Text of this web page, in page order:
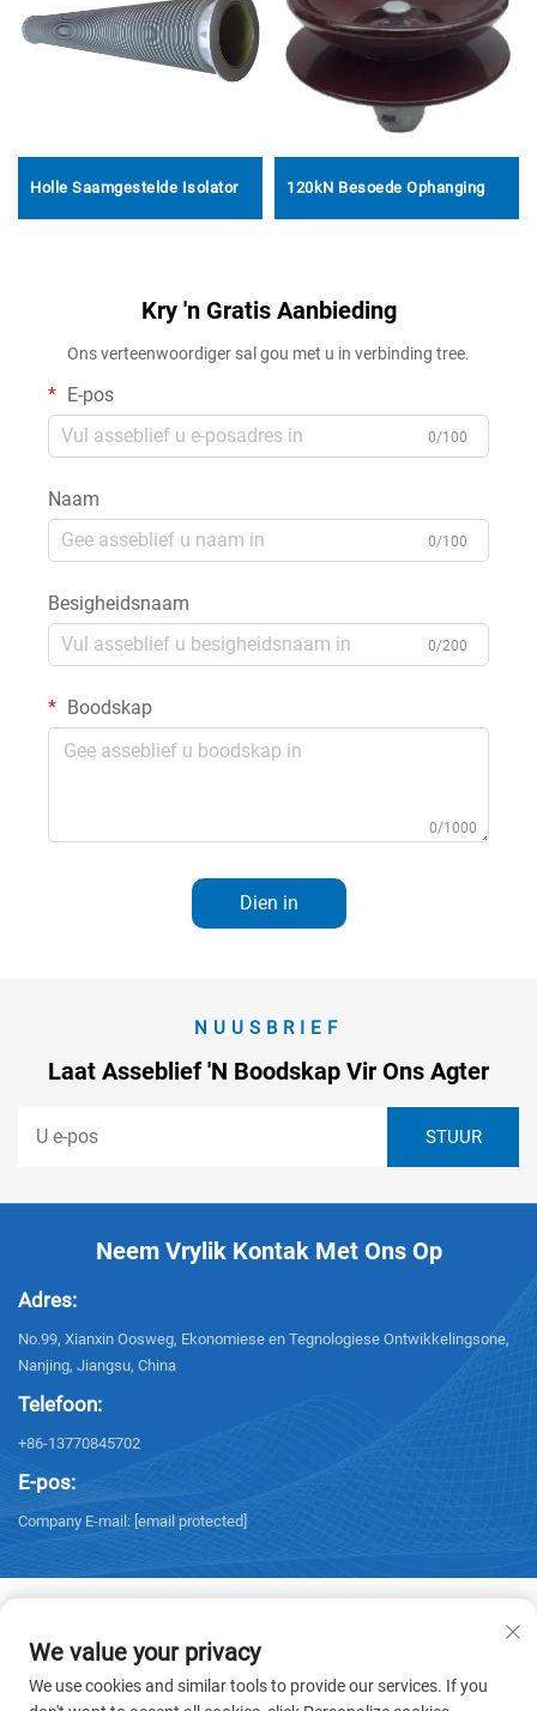
Holle Saamgestelde Isolator 120kN Besoede Ophanging
Kry 'n Gratis Aanbieding
Ons verteenwoordiger sal gou met u in verbinding tree.
E-pos
0/100
Naam
0/100
Besigheidsnaam
0/200
Boodskap
0/1000
Dien in
NUUSBRIEF
Laat Asseblief 'n Boodskap Vir Ons Agter
Neem Vrylik Kontak Met Ons Op
Adres:
No.99, Xianxin Oosweg, Ekonomiese en Tegnologiese Ontwikkelingsone,
Nanjing, Jiangsu, China
Telefoon:
+86-13770845702
E-pos:
Company E-mail: [email protected]
Kopiereg © 2026 NANJING ELECTRIC. Alle regte voorbehou. -
Privatheidbeleid
We value your privacy
We use cookies and similar tools to provide our services. If you